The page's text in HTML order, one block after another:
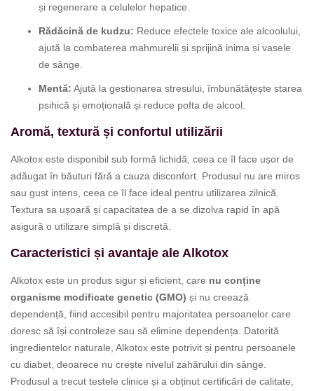
și regenerare a celulelor hepatice.
Rădăcină de kudzu: Reduce efectele toxice ale alcoolului,
ajută la combaterea mahmurelii și sprijină inima și vasele
de sânge.
Mentă: Ajută la gestionarea stresului, îmbunătățește starea
psihică și emoțională și reduce pofta de alcool.
Aromă, textură și confortul utilizării
Alkotox este disponibil sub formă lichidă, ceea ce îl face ușor de
adăugat în băuturi fără a cauza disconfort. Produsul nu are miros
sau gust intens, ceea ce îl face ideal pentru utilizarea zilnică.
Textura sa ușoară și capacitatea de a se dizolva rapid în apă
asigură o utilizare simplă și discretă.
Caracteristici și avantaje ale Alkotox
Alkotox este un produs sigur și eficient, care nu conține
organisme modificate genetic (GMO) și nu creează
dependență, fiind accesibil pentru majoritatea persoanelor care
doresc să își controleze sau să elimine dependența. Datorită
ingredientelor naturale, Alkotox este potrivit și pentru persoanele
cu diabet, deoarece nu crește nivelul zahărului din sânge.
Produsul a trecut testele clinice și a obținut certificări de calitate,